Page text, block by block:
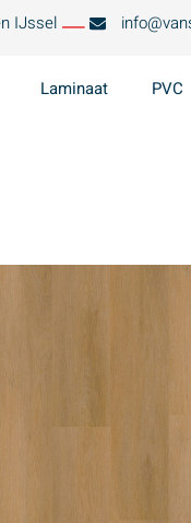
IJssel
Laminaat PVC